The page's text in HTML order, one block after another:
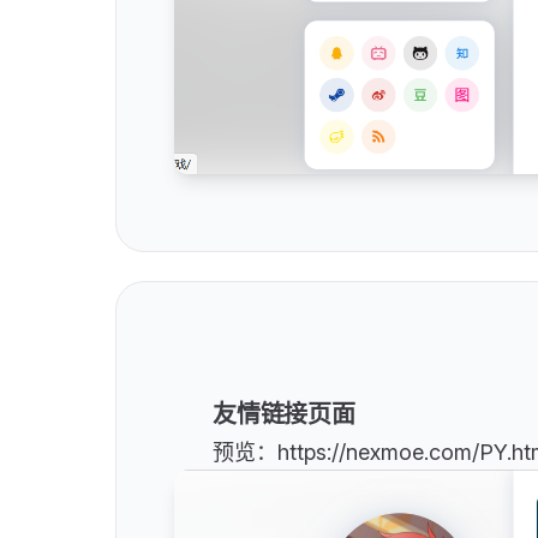
友情链接页面
预览：https://nexmoe.com/